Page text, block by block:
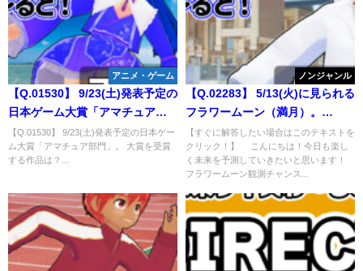
アニメ・ゲーム
【Q.01530】 9/23(土)発表予定の
日本ゲーム大賞「アマチュア部
門」。 大賞を受賞する作品は？
【Q.01530】 9/23(土)発表予定の日本ゲー
ム大賞「アマチュア部門」。 大賞を受賞
する作品は？...
ノンジャンル
【Q.02283】 5/13(火)に見られる
フラワームーン（満月）。
tenki.jpでこの日晴れマークがつ
く観測地点は？
【すぐに解答したい場合はこのテキストを
クリック！】 こんにちは！今日も楽し
く未来を予測していきたいと思います！
フラワームーン観測チャンス...